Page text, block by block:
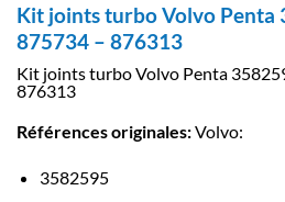
Kit joints turbo Volvo Penta
875734 – 876313
Kit joints turbo Volvo Penta
876313
Références originales:Volvo:
3582595